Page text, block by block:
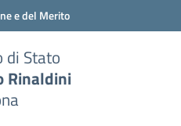
e del Merito
di Stato
Rinaldini